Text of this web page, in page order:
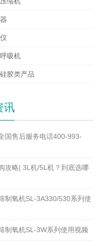
吸机
胶类产品
讯
国售后服务电话400-993-
攻略| 3L机/5L机？到底选哪
制氧机SL-3A330/530系列使
制氧机SL-3W系列使用视频